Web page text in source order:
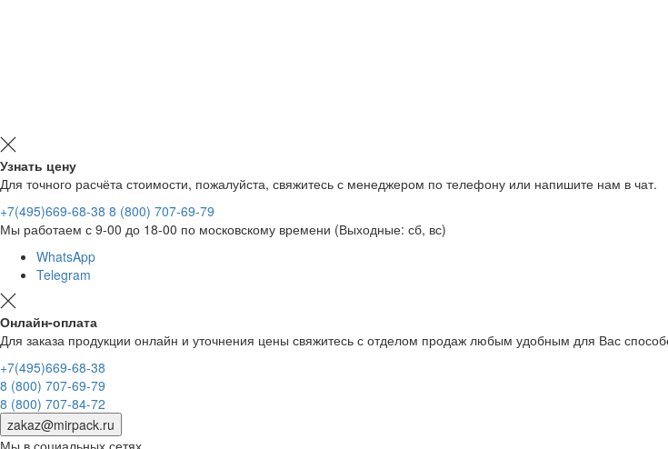
Узнать цену
Для точного расчёта стоимости, пожалуйста, свяжитесь с менеджером по телефону или напишите нам в чат.
+7(495)669-68-38 8 (800) 707-69-79
Мы работаем с 9-00 до 18-00 по московскому времени (Выходные: сб, вс)
WhatsApp
Telegram
Онлайн-оплата
Для заказа продукции онлайн и уточнения цены свяжитесь с отделом продаж любым удобным для Вас
+7(495)669-68-38
8 (800) 707-69-79
8 (800) 707-84-72
zakaz@mirpack.ru
Мы в социальных сетях